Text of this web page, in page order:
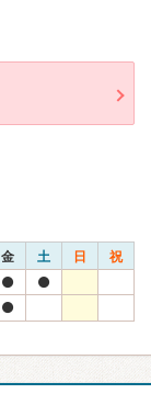
金 土 日 祝